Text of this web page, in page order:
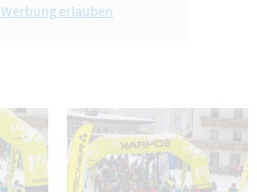
Werbung erlauben